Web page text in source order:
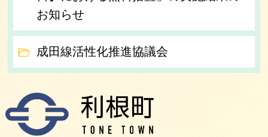
お知らせ
成田線活性化推進協議会